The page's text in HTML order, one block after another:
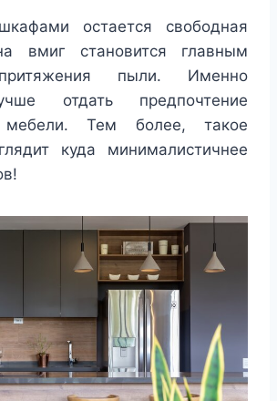
остается свободная
вмиг становится главным
пыли. Именно
отдать предпочтение
мебели. Тем более, такое
куда минималистичнее